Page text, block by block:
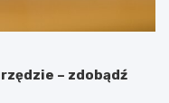
– zdobądź